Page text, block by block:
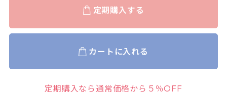
定期購入する
カートに入れる
定期購入なら通常価格から５％OFF